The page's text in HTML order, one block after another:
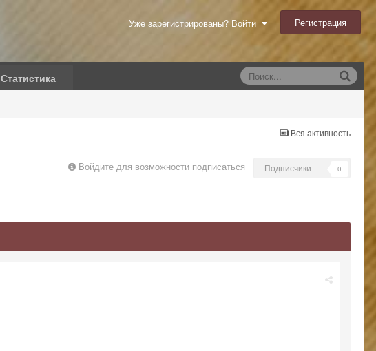
Уже зарегистрированы? Войти Регистрация
Статистика
Вся активность
Войдите для возможности подписаться Подписчики 0